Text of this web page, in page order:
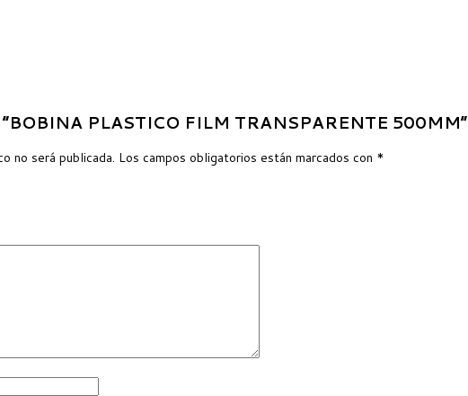
PLASTICO FILM TRANSPARENTE 500MM”
no será publicada. Los campos obligatorios están marcados con *